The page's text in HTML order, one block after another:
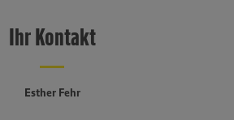
Ihr Kontakt
Esther Fehr